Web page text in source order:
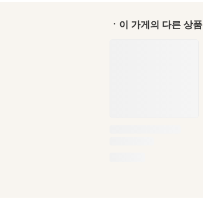
ㆍ이 가게의 다른 상품